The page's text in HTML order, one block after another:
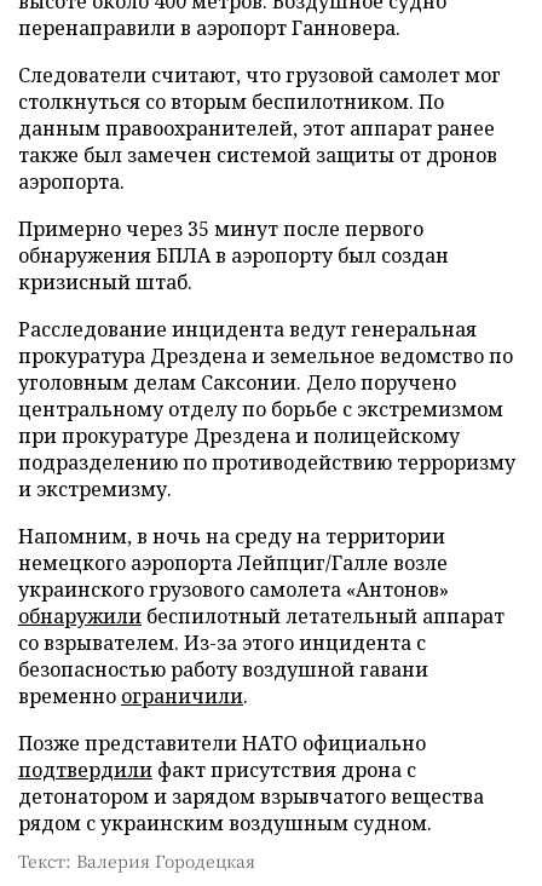
перенаправили в аэропорт Ганновера.
Следователи считают, что грузовой самолет мог
столкнуться со вторым беспилотником. По
данным правоохранителей, этот аппарат ранее
также был замечен системой защиты от дронов
аэропорта.
Примерно через 35 минут после первого
обнаружения БПЛА в аэропорту был создан
кризисный штаб.
Расследование инцидента ведут генеральная
прокуратура Дрездена и земельное ведомство по
уголовным делам Саксонии. Дело поручено
центральному отделу по борьбе с экстремизмом
при прокуратуре Дрездена и полицейскому
подразделению по противодействию терроризму
и экстремизму.
Напомним, в ночь на среду на территории
немецкого аэропорта Лейпциг/Галле возле
украинского грузового самолета «Антонов»
обнаружили беспилотный летательный аппарат
со взрывателем. Из-за этого инцидента с
безопасностью работу воздушной гавани
временно ограничили.
Позже представители НАТО официально
подтвердили факт присутствия дрона с
детонатором и зарядом взрывчатого вещества
рядом с украинским воздушным судном.
Текст: Валерия Городецкая